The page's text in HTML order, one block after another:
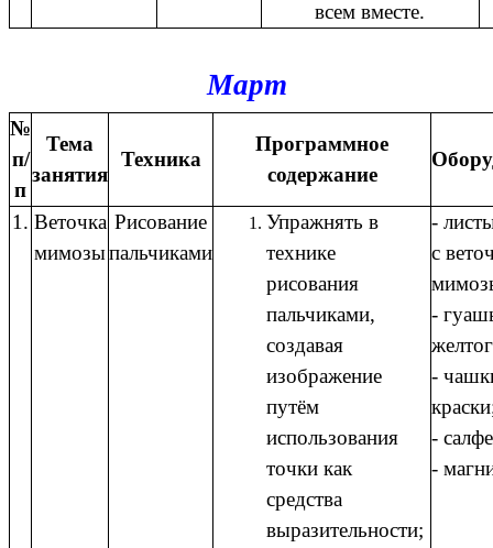
всем вместе.
Март
№
п/
п
Тема
занятия
Техника
Программное
содержание
1. Веточка
мимозы
Рисование
пальчиками
Упражнять в
технике
рисования
пальчиками,
создавая
изображение
путём
использования
точки как
средства
выразительности;
-
с
-
-
-
-